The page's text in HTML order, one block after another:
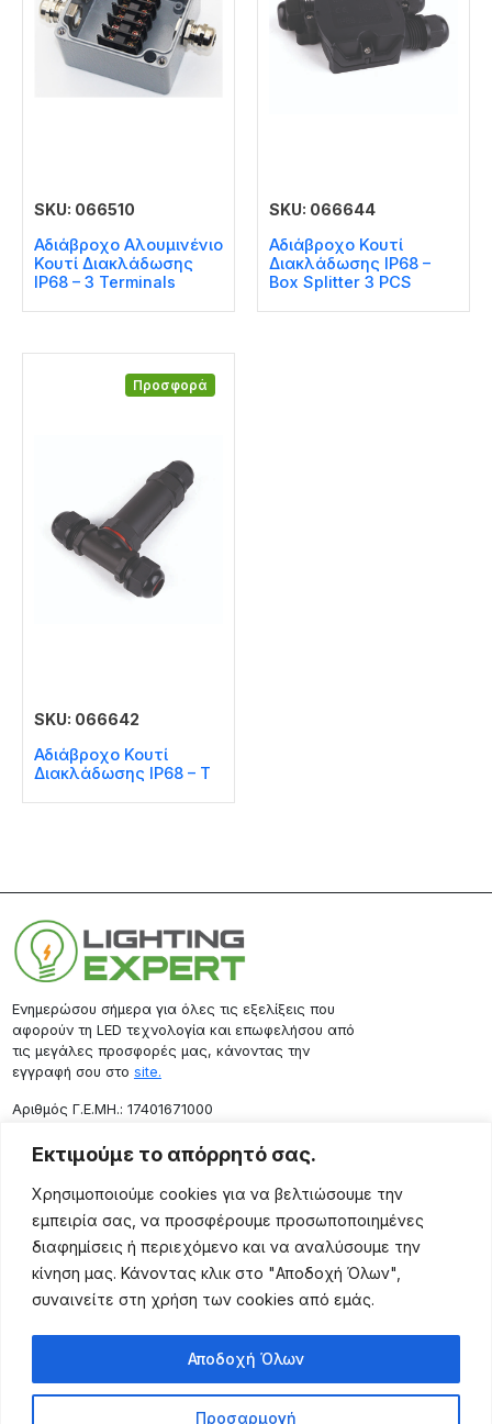
Εκτιμούμε το απόρρητό σας.
Χρησιμοποιούμε cookies για να βελτιώσουμε την
εμπειρία σας, να προσφέρουμε προσωποποιημένες
διαφημίσεις ή περιεχόμενο και να αναλύσουμε την
κίνηση μας. Κάνοντας κλικ στο "Αποδοχή Όλων",
συναινείτε στη χρήση των cookies από εμάς.
Προσαρμογή
Αποδοχή Όλων
SKU: 066510
Αδιάβροχο Αλουμινένιο
Κουτί Διακλάδωσης
IP68 – 3 Terminals
SKU: 066644
Αδιάβροχο Κουτί
Διακλάδωσης IP68 –
Box Splitter 3 PCS
Προσφορά
SKU: 066642
Αδιάβροχο Κουτί
Διακλάδωσης IP68 – T
Ενημερώσου σήμερα για όλες τις εξελίξεις που
αφορούν τη LED τεχνολογία και επωφελήσου από
τις μεγάλες προσφορές μας, κάνοντας την
εγγραφή σου στο site.
Aριθμός Γ.Ε.ΜΗ.: 17401671000
Επικοινωνία
Ρόδου 133, Αθήνα 10443
(+30) 211 725 5427
sales@lightingexpert.gr
Χρήσιμες Σελίδες
Προϊόντα